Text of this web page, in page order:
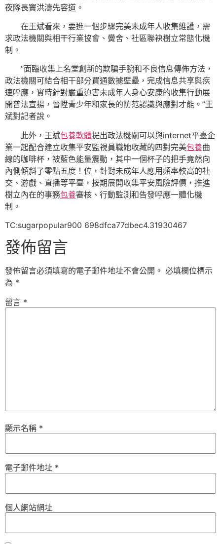
夜隊長竇洪濤先容道。
在王斌看來，要進一個步驟完美未成年人收集維護，需
求政法機關與相干行業協會、黌舍、社區聯袂樹立常態化機
制。
“面臨收集上名堂創新的欺騙手腕和不良信息傳佈方法，
政法機關可結合相干部分買通數據壁壘，完成信息共享與疾
速呼應，實時針對嚴重迫害未成年人身心安康的收集行動展
開普法宣揚，晉陞青少年和家長的防范認識與應對才能。”王
斌對記者說。
此外，王斌包養軟體提出政法機關可以與internet平臺企
業一起配合建立收集平安監視員職她收藏的四對完美包養曲
線的咖啡杯，被藍色能量震動，其中一個杯子的把手竟然向
內側傾斜了零點五度！位，針對未成年人應用頻率較高的社
交、游戲、直播等平臺，按期展開收集平安風險評價，推進
樹立內在的事務包養審核、行動監測和告發呼應一體化機
制。
TC:sugarpopular900 698dfca77dbec4.31930467
發佈留言
發佈留言必須填寫的電子郵件地址不會公開。 必填欄位標示
為 *
留言 *
顯示名稱 *
電子郵件地址 *
個人網站網址